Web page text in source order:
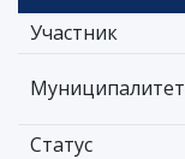
Участник
Муниципалитет
Статус